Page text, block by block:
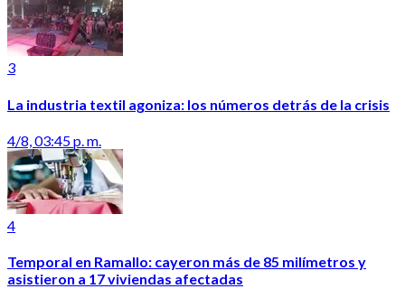
3
La industria textil agoniza: los números detrás de la crisis
4/8, 03:45 p. m.
4
Temporal en Ramallo: cayeron más de 85 milímetros y
asistieron a 17 viviendas afectadas